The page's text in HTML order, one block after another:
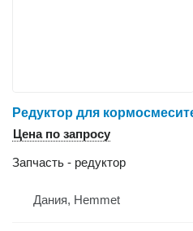
Редуктор для
Цена по запросу
Запчасть - редуктор
Дания, Hemmet